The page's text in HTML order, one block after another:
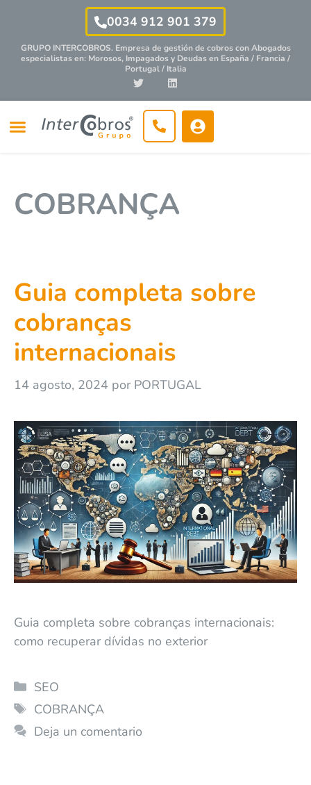
0034 912 901 379
GRUPO INTERCOBROS. Empresa de gestión de cobros conAbogados
especialistasen: Morosos, Impagados y Deudas en España / Francia /
Portugal / Italia
COBRANÇA
Guia completa sobre
cobranças
internacionais
14 agosto, 2024 por PORTUGAL
Guia completa sobre cobranças internacionais:
como recuperar dívidas no exterior
SEO
COBRANÇA
Deja un comentario